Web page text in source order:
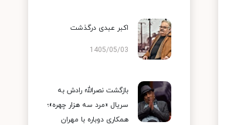
اکبر عبدی درگذشت
1405/05/03
بازگشت نصرالله رادش به
سریال «مرد سه هزار چهره»؛
همکاری دوباره با مهران